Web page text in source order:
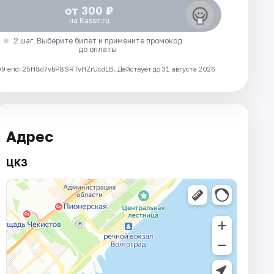
от 300 ₽
на Kassir.ru
2 шаг. Выберите билет и примените промокод
до оплаты
25H8d7vbP8SRTvHZrUcdLB. Действует до 31 августа 2026
Адрес
ЦКЗ